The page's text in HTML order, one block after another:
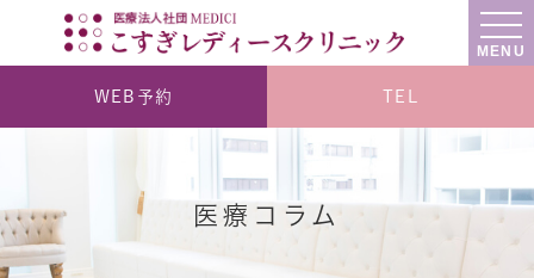
MENU
医療コラム
WEB予約 TEL